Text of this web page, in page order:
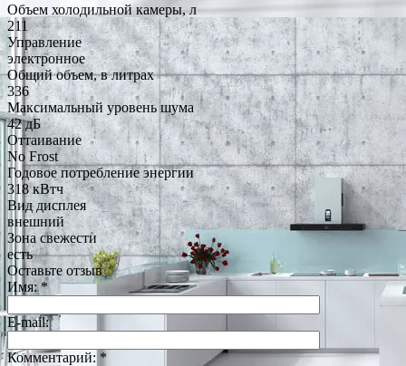
Объем холодильной камеры, л
211
Управление
электронное
Общий объем, в литрах
336
Максимальный уровень шума
42 дБ
Оттаивание
No Frost
Годовое потребление энергии
318 кВтч
Вид дисплея
внешний
Зона свежести
есть
Оставьте отзыв
Имя:*
E-mail:
Комментарий: *